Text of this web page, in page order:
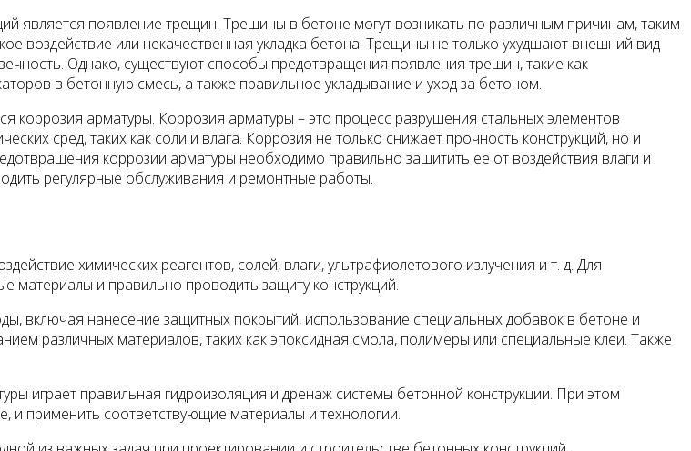
является появление трещин. Трещины в бетоне могут возникать по различным причинам, таким
воздействие или некачественная укладка бетона. Трещины не только ухудшают внешний вид
Однако, существуют способы предотвращения появления трещин, такие как
в бетонную смесь, а также правильное укладывание и уход за бетоном.
коррозия арматуры. Коррозия арматуры – это процесс разрушения стальных элементов
сред, таких как соли и влага. Коррозия не только снижает прочность конструкций, но и
коррозии арматуры необходимо правильно защитить ее от воздействия влаги и
регулярные обслуживания и ремонтные работы.
химических реагентов, солей, влаги, ультрафиолетового излучения и т. д. Для
материалы и правильно проводить защиту конструкций.
включая нанесение защитных покрытий, использование специальных добавок в бетоне и
различных материалов, таких как эпоксидная смола, полимеры или специальные клеи. Также
играет правильная гидроизоляция и дренаж системы бетонной конструкции. При этом
и применить соответствующие материалы и технологии.